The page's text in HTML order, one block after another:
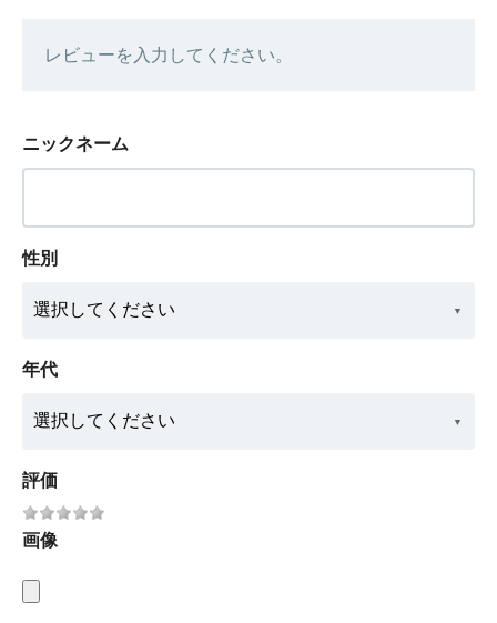
レビューを入力してください。
ニックネーム
性別
年代
評価
画像